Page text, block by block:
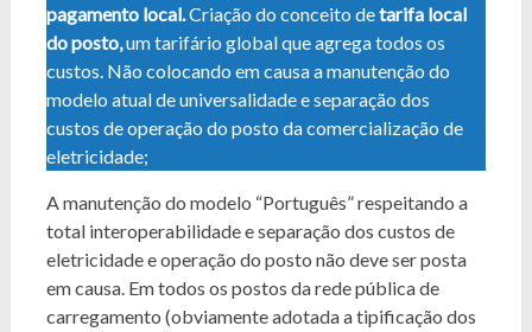
pagamento local.Criação do conceito detarifa local
do posto,um tarifário global que agrega todos os
custos. Não colocando em causa a manutenção do
modelo atual de universalidade e separação dos
custos de operação do posto da comercialização de
eletricidade;
A manutenção do modelo “Português” respeitando a
total interoperabilidade e separação dos custos de
eletricidade e operação do posto não deve ser posta
em causa. Em todos os postos da rede pública de
carregamento (obviamente adotada a tipificação dos